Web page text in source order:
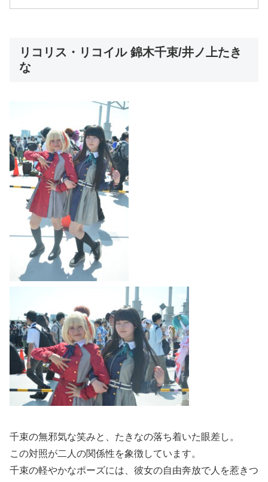
リコリス・リコイル 錦木千束/井ノ上たき
な
千束の無邪気な笑みと、たきなの落ち着いた眼差し。
この対照が二人の関係性を象徴しています。
千束の軽やかなポーズには、彼女の自由奔放で人を惹きつ